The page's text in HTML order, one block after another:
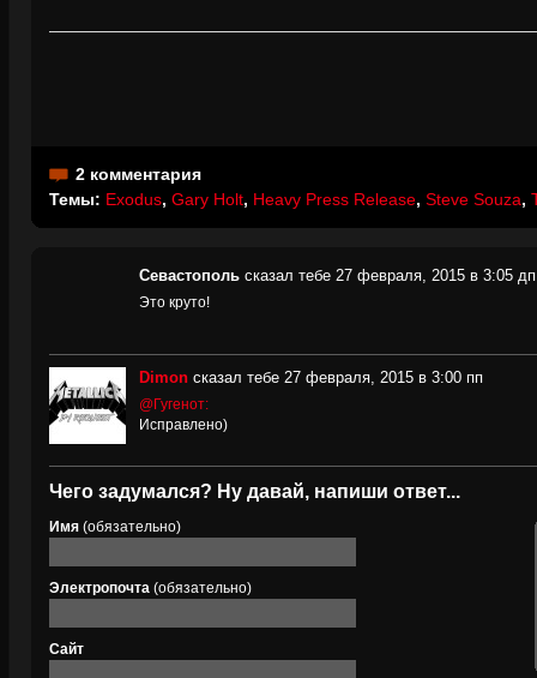
2 комментария
Темы: Exodus, Gary Holt, Heavy Press Release, Steve Souza,
Севастополь сказал тебе 27 февраля, 2015 в 3:05 дп
Это круто!
Dimon сказал тебе 27 февраля, 2015 в 3:00 пп
@Гугенот:
Исправлено)
Чего задумался? Ну давай, напиши ответ...
Имя (обязательно)
Электропочта (обязательно)
Сайт